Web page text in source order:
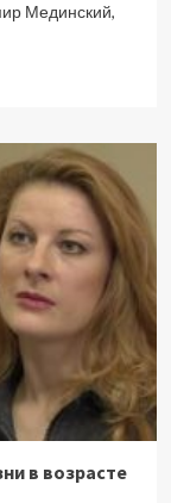
Мединский,
в возрасте